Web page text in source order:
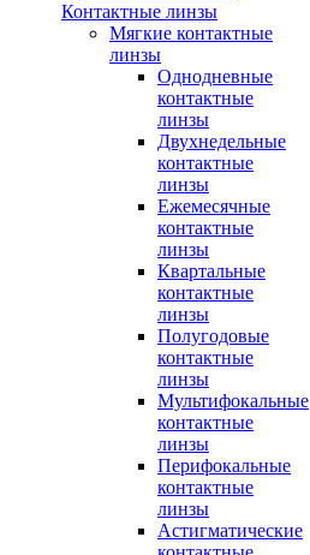
Контактные линзы
Мягкие контактные
линзы
Однодневные
контактные
линзы
Двухнедельные
контактные
линзы
Ежемесячные
контактные
линзы
Квартальные
контактные
линзы
Полугодовые
контактные
линзы
Мультифокальные
контактные
линзы
Перифокальные
контактные
линзы
Астигматические